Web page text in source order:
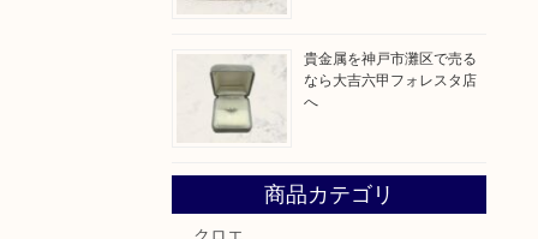
貴金属を神戸市灘区で売る
なら大吉六甲フォレスタ店
へ
商品カテゴリ
クロエ